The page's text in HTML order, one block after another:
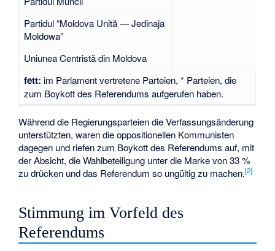
Partidul “Moldova Unită — Jedinaja
Moldowa”
Uniunea Centristă din Moldova
fett: im Parlament vertretene Parteien, * Parteien, die
zum Boykott des Referendums aufgerufen haben.
Während die Regierungsparteien die Verfassungsänderung
unterstützten, waren die oppositionellen Kommunisten
dagegen und riefen zum Boykott des Referendums auf, mit
der Absicht, die Wahlbeteiligung unter die Marke von 33 %
zu drücken und das Referendum so ungültig zu machen.[2]
Stimmung im Vorfeld des
Referendums